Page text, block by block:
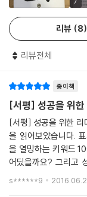
러분은 이 방법들을
칙이 아니라 도구로
분명한 예측 가능한 변
화이다.
탁월한 동기 부여 코
화를 건설적인 기회로
오늘날의 조직들은
7
리뷰 8
리뷰전체
종이책
[서평] 성공을 위한
[서평] 성공을 위한 리더십 코칭 성공을 위한 리더십 코칭
을 읽어보았습니다. 표지부터 자극적이죠? 위대한 성공
을 열망하는 키워드 100 ㅎㅎㅎ 성공을
어딨을까요? 그리고 성공의 의미는 사람마다 다를 거같
s******9